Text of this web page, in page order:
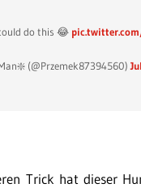
do this 😂
(@Przemek87394560)
Trick hat dieser